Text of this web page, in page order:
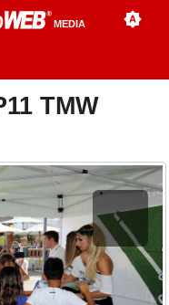
MEDIA
TMW